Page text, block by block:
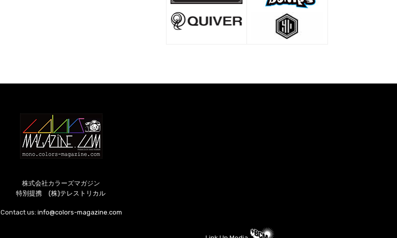
株式会社カラーズマガジン
特別提携 (株)テレストリカル
Contact us: info@colors-magazine.com